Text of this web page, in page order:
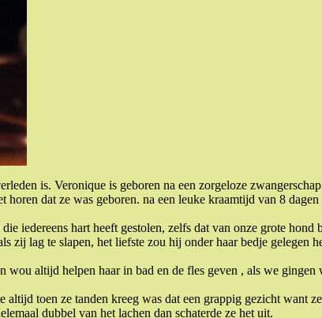
is. Veronique is geboren na een zorgeloze
dat ze was geboren. na een leuke kraamtijd van 8 dagen
iedereens hart heeft gestolen, zelfs dat van onze grote hond
zij lag te slapen, het liefste zou hij onder haar bedje gelegen
wou altijd helpen haar in bad en de fles geven , als we
toen ze tanden kreeg was dat een grappig gezicht want
dubbel van het lachen dan schaterde ze het uit.